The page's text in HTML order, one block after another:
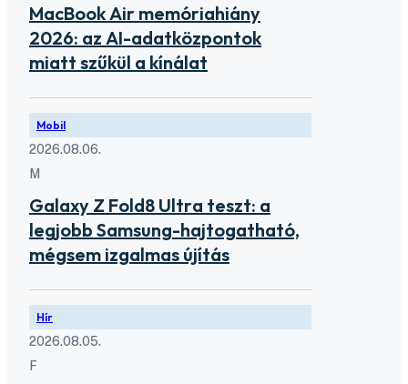
MacBook Air memóriahiány
2026: az AI-adatközpontok
miatt szűkül a kínálat
Mobil
2026.08.06.
M
Galaxy Z Fold8 Ultra teszt: a
legjobb Samsung-hajtogatható,
mégsem izgalmas újítás
Hír
2026.08.05.
F